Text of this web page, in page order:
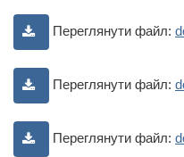
Переглянути файл:
Переглянути файл:
Переглянути файл: